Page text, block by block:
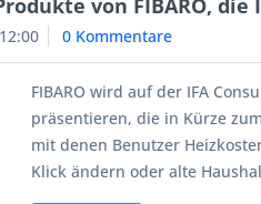
von FIBARO,
0 Kommentare
FIBARO wird auf der IFA
präsentieren, die in Kürze
mit denen Benutzer
Klick ändern oder alte